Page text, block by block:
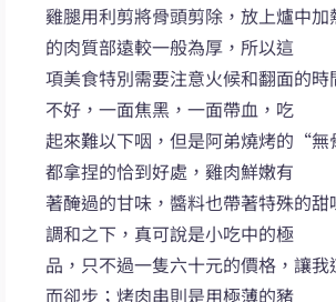
雞腿用利剪將骨頭剪除，放上爐中
的肉質部遠較一般為厚，所以這
項美食特別需要注意火候和翻面的時
不好，一面焦黑，一面帶血，吃
起來難以下咽，但是阿弟燒烤的“
都拿捏的恰到好處，雞肉鮮嫩有
著醃過的甘味，醬料也帶著特殊的甜
調和之下，真可說是小吃中的極
品，只不過一隻六十元的價格，讓
而卻步；烤肉串則是用極薄的豬